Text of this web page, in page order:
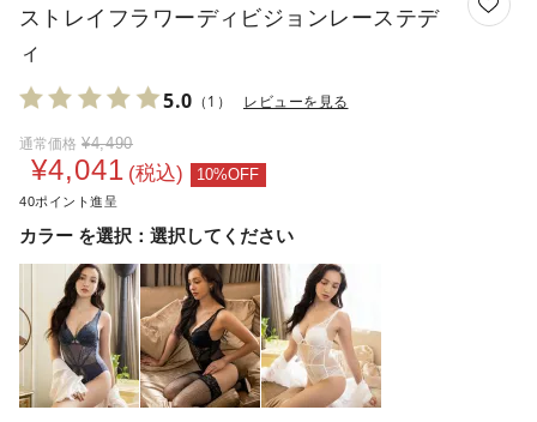
ストレイフラワーディビジョンレーステデ
ィ
5.0 （1） レビューを見る
通常価格 ¥4,490
¥4,041 税込
40
カラー 選択してください